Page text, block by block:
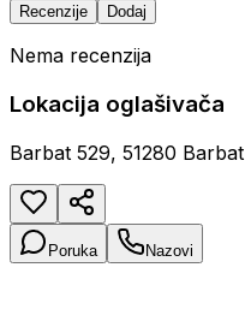
Recenzije Dodaj
Nema recenzija
Lokacija oglašivača
Barbat 529, 51280 Barbat
Poruka Nazovi